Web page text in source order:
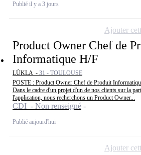
Publié il y a 3 jours
Product Owner Chef de
Informatique H/F
LÙKLA - 31 - TOULOUSE
POSTE : Product Owner Chef de Produit
Dans le cadre d'un projet d'un de nos clients sur la
l'application, nous recherchons un Product Owner...
CDI - Non renseigné
Publié aujourd'hui
Ajouter
Ajouter